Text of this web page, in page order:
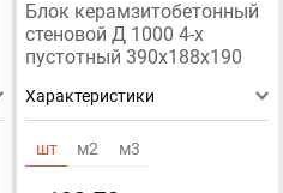
Блок керамзитобетонный
стеновой Д 1000 4-х
пустотный 390х188х190
Характеристики
шт м2 м3